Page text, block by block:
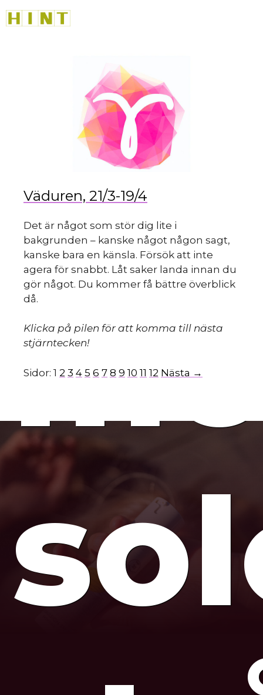
till
Väduren, 21/3-19/4
Det är något som stör dig lite i
bakgrunden – kanske något någon sagt,
kanske bara en känsla. Försök att inte
agera för snabbt. Låt saker landa innan du
gör något. Du kommer få bättre överblick
då.
Klicka på pilen för att komma till nästa
stjärntecken!
Sidor: 1 2 3 4 5 6 7 8 9 10 11 12 Nästa →